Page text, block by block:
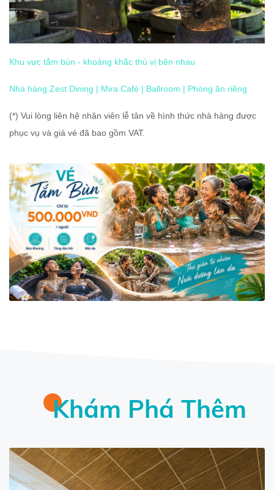
Khu vực tắm bùn - khoảng khắc thú vị bên nhau
Nhà hàng Zest Dining | Mira Café | Ballroom | Phòng ăn riêng
(*) Vui lòng liên hệ nhân viên lễ tân về hình thức nhà hàng được
phục vụ và giá vé đã bao gồm VAT.
Khám Phá Thêm